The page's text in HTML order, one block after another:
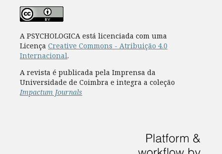
A PSYCHOLOGICA está licenciada com uma
Licença Creative Commons - Atribuição 4.0
Internacional.
A revista é publicada pela Imprensa da
Universidade de Coimbra e integra a coleção
Impactum Journals